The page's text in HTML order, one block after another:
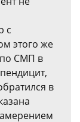
с
этого же
по СМП в
в